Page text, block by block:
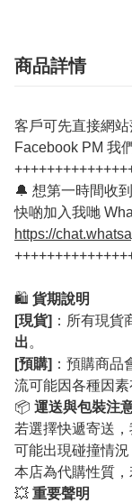
商品詳情
客戶可先直接網
Facebook PM 我
🔔 想第一時間收
快啲加入我哋
https://
🛍️ 貨期說明
[現貨] ：所有現貨
出。
[預購] ：預購商品
流可能因各種因素
📦 運送與包裝注
若選擇快遞寄送
可能出現碰撞情況
本店為代購性質
💥 重要聲明